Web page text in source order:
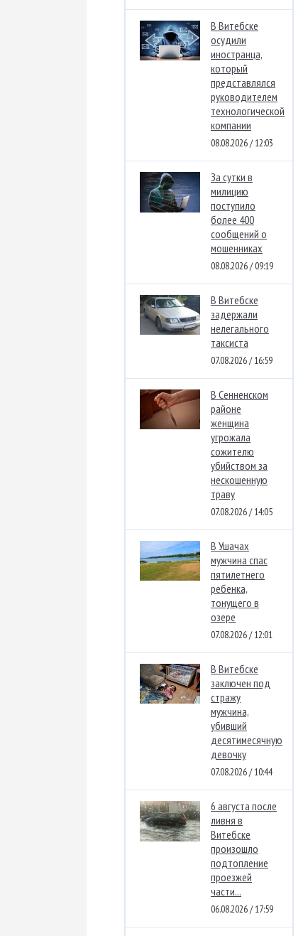
В Витебске
осудили
иностранца,
который
представлялся
руководителем
технологической
компании
08.08.2026 / 12:03
За сутки в
милицию
поступило
более 400
сообщений о
мошенниках
08.08.2026 / 09:19
В Витебске
задержали
нелегального
таксиста
07.08.2026 / 16:59
В Сенненском
районе
женщина
угрожала
сожителю
убийством за
нескошенную
траву
07.08.2026 / 14:05
В Ушачах
мужчина спас
пятилетнего
ребенка,
тонущего в
озере
07.08.2026 / 12:01
В Витебске
заключен под
стражу
мужчина,
убивший
десятимесячную
девочку
07.08.2026 / 10:44
6 августа после
ливня в
Витебске
произошло
подтопление
проезжей
части...
06.08.2026 / 17:59